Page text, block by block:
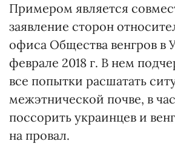
Примером является
заявление сторон
офиса Общества венгров в
феврале 2018 г. В нем
все попытки расшатать
межэтнической почве, в
поссорить украинцев и
на провал.